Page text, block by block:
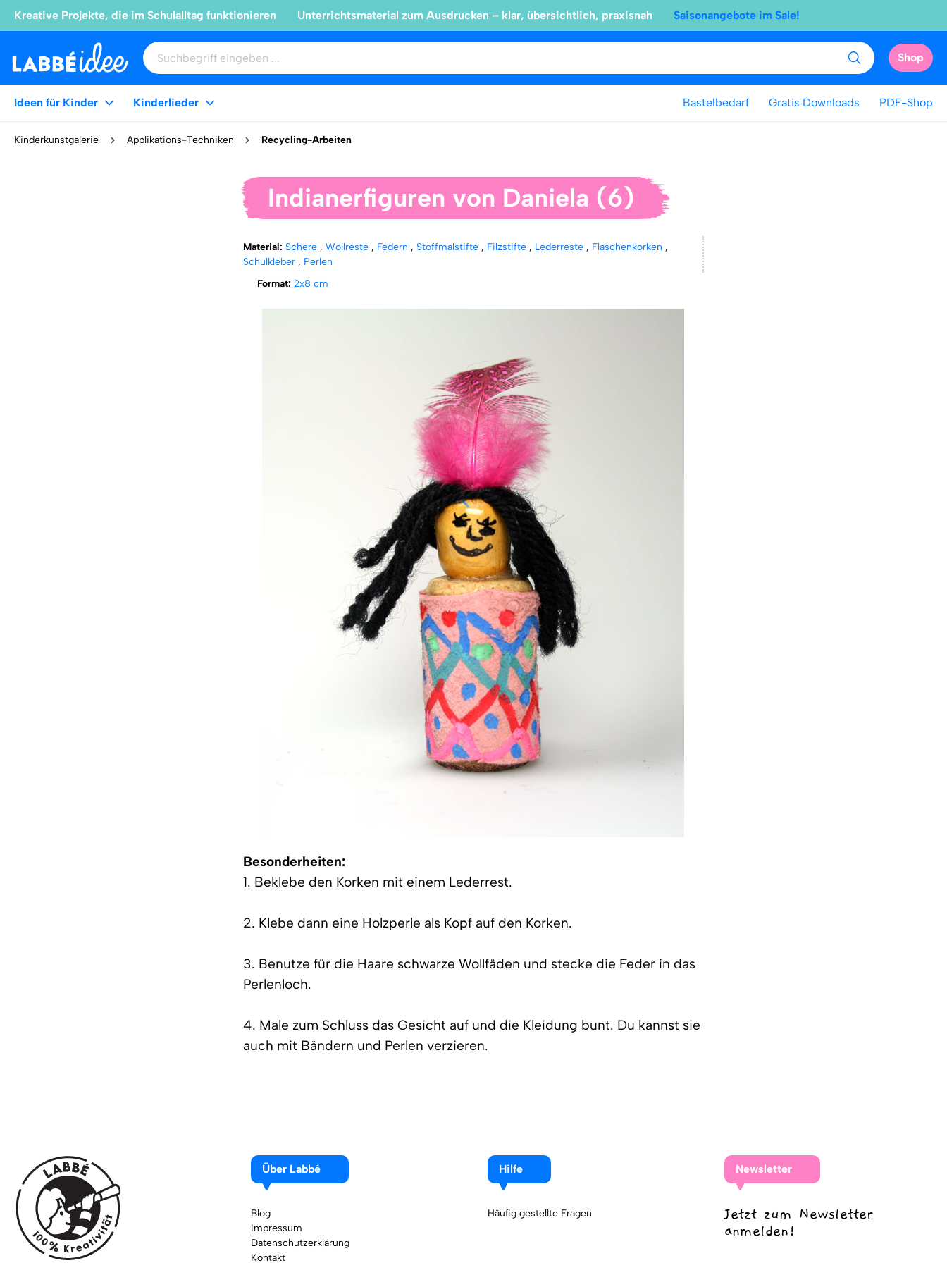
Kreative Projekte, die im Schulalltag funktionieren Unterrichtsmaterial zum Ausdrucken – klar, übersichtlich, praxisnah Saisonangebote im Sale!
Shop
Ideen für Kinder Kinderlieder Bastelbedarf Gratis Downloads PDF-Shop
Kinderkunstgalerie Applikations-Techniken Recycling-Arbeiten
Indianerfiguren von Daniela (6)
Material: Schere ,Wollreste , Federn , Stoffmalstifte , Filzstifte , Lederreste , Flaschenkorken ,
Schulkleber , Perlen
Format:2x8 cm
Besonderheiten:
1. Beklebe den Korken mit einem Lederrest.
2. Klebe dann eine Holzperle als Kopf auf den Korken.
3. Benutze für die Haare schwarze Wollfäden und stecke die Feder in das
Perlenloch.
4. Male zum Schluss das Gesicht auf und die Kleidung bunt. Du kannst sie
auch mit Bändern und Perlen verzieren.
Über Labbé
Blog
Impressum
Datenschutzerklärung
Kontakt
Hilfe
Häufig gestellte Fragen
Newsletter
Jetzt zum Newsletter
anmelden!